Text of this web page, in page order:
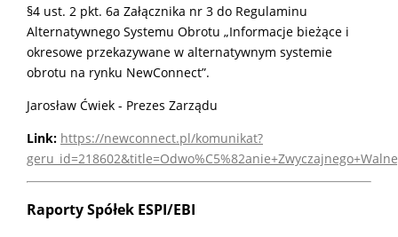
§4 ust. 2 pkt. 6a Załącznika nr 3 do Regulaminu
Alternatywnego Systemu Obrotu „Informacje bieżące i
okresowe przekazywane w alternatywnym systemie
obrotu na rynku NewConnect”.
Jarosław Ćwiek - Prezes Zarządu
Link: https://newconnect.pl/komunikat?
Raporty Spółek ESPI/EBI